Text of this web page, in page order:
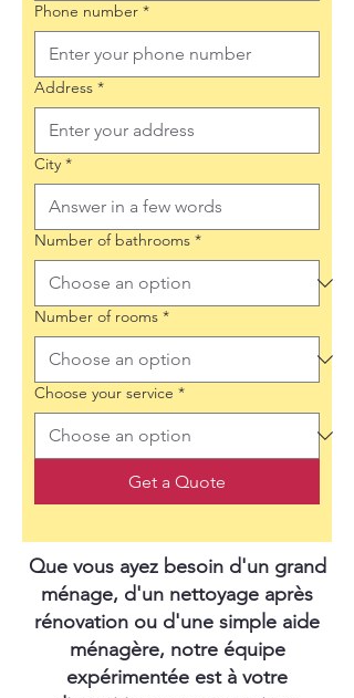
Phone number *
Address *
City *
Number of bathrooms *
Number of rooms *
Choose your service *
Get a Quote
Que vous ayez besoin d'un grand
ménage, d'un nettoyage après
rénovation ou d'une simple aide
ménagère, notre équipe
expérimentée est à votre